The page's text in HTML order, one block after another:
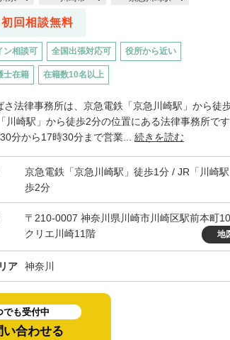
初回相談無料
ン相談可 全国出張対応可 役所から近い
士在籍 在籍数10名以上
さ法律事務所は、京急電鉄「京急川崎駅」から徒
川崎駅」から徒歩2分の位置にある法律事務所で
分から17時30分まで営業... 続きを読む
京急電鉄「京急川崎駅」徒歩1分 / JR「川崎
歩2分
〒210-0007 神奈川県川崎市川崎区駅前本町
クリエ川崎11階
地
ア 神奈川
でも受付中
い合わせる